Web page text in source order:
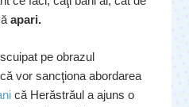
apari.
pe obrazul
vor sancţiona abordarea
că Herăstrăul a ajuns o